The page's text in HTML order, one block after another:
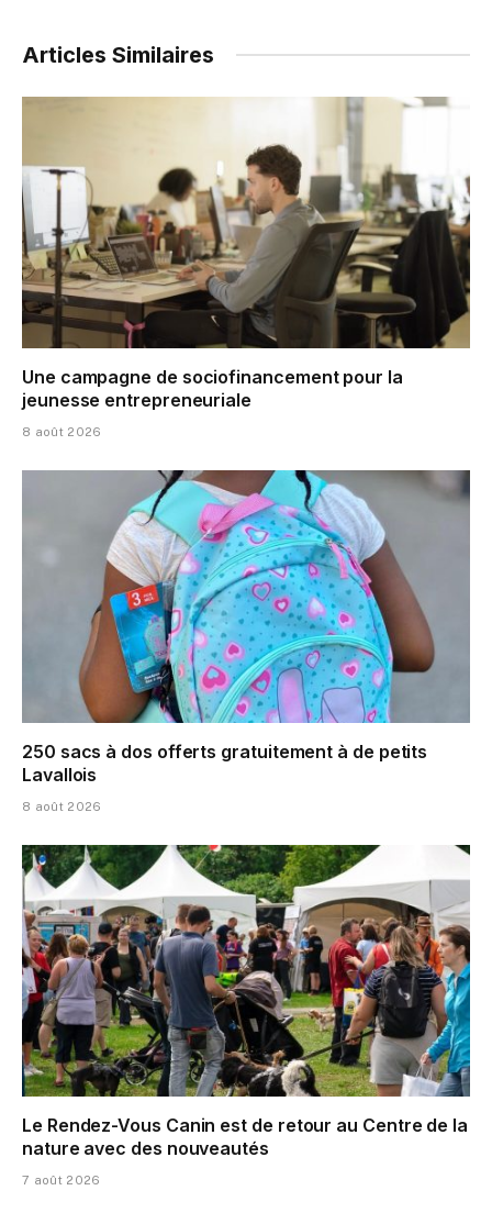
Articles Similaires
Une campagne de sociofinancement pour la
jeunesse entrepreneuriale
8 août 2026
250 sacs à dos offerts gratuitement à de petits
Lavallois
8 août 2026
Le Rendez-Vous Canin est de retour au Centre de la
nature avec des nouveautés
7 août 2026